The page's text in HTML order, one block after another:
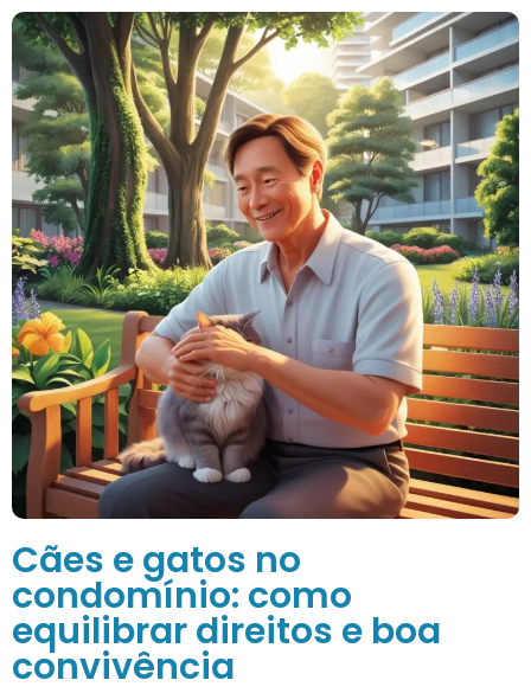
Cães e gatos no
condomínio: como
equilibrar direitos e boa
convivência